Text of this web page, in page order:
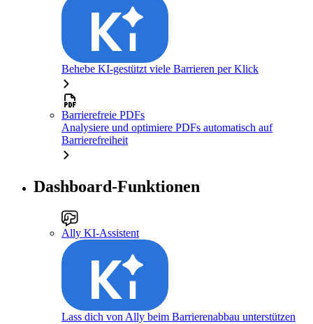
Behebe KI-gestützt viele Barrieren per Klick
Barrierefreie PDFs
Analysiere und optimiere PDFs automatisch auf
Barrierefreiheit
Dashboard-Funktionen
Ally KI-Assistent
Lass dich von Ally beim Barrierenabbau unterstützen